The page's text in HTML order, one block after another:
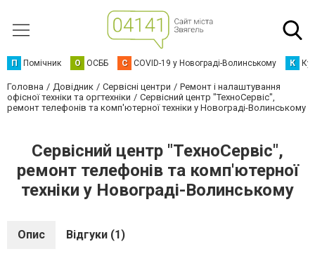
П Помічник О ОСББ C COVID-19 у Новограді-Волинському К
Головна Довідник Сервісні центри
Ремонт і налаштування
офісної техніки та оргтехніки
Сервісний центр "ТехноСервіс",
ремонт телефонів та комп'ютерної техніки у Новограді-Волинському
Сервісний центр "ТехноСервіс",
ремонт телефонів та комп'ютерної
техніки у Новограді-Волинському
Опис Відгуки (1)